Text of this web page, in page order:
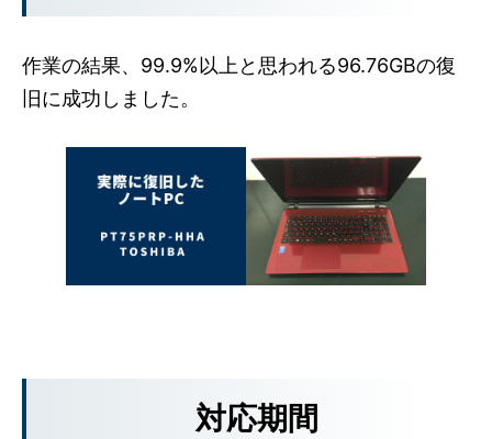
作業の結果、99.9%以上と思われる96.76GBの復
旧に成功しました。
対応期間